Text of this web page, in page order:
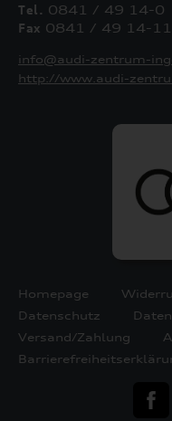
Tel. 0841 / 49 14-0
Fax 0841 / 49 14-
info@audi-zentrum-
http://www.audi-
Homepage
Datenschutz
Versand/Zahlung
teilen